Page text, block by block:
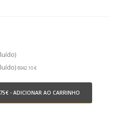
8942.10 €
- ADICIONAR AO CARRINHO